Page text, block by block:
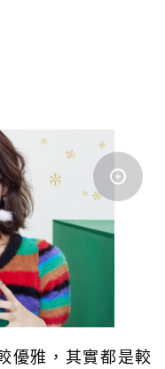
優雅，其實都是較